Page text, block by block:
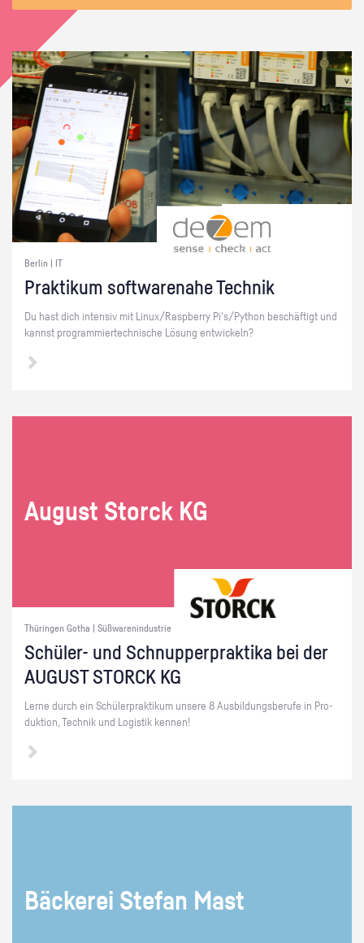
Berlin | IT
Prak­ti­kum soft­ware­na­he Tech­nik
Du hast dich in­ten­siv mit Linux/Raspber­ry Pi's/Py­thon be­schäf­tigt und
kannst pro­gram­mier­tech­ni­sche Lö­sung ent­wi­ckeln?
Au­gust Storck KG
Thüringen Gotha | Süßwarenindustrie
Schü­ler- und Schnup­per­prak­ti­ka bei der
AU­GUST STORCK KG
Lerne durch ein Schü­ler­prak­ti­kum un­se­re 8 Aus­bil­dungs­be­ru­fe in Pro­
duk­ti­on, Tech­nik und Lo­gis­tik ken­nen!
Bä­cke­rei Ste­fan Mast